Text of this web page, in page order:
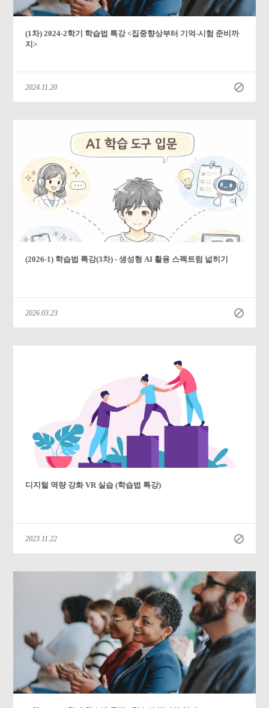
(1차) 2024-2학기 학습법 특강 <집중향상부터 기억-시험 준비까
지>
2024.11.20
(2026-1) 학습법 특강(3차) - 생성형 AI 활용 스펙트럼 넓히기
2026.03.23
디지털 역량 강화 VR 실습 (학습법 특강)
2023.11.22